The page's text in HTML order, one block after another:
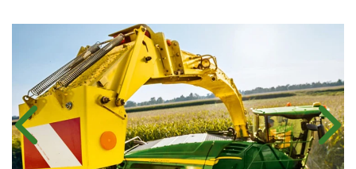
Anterior